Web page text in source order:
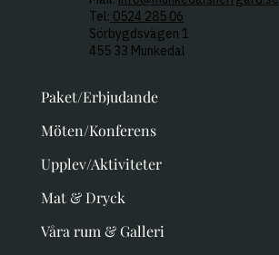
Paket/Erbjudande
Möten/Konferens
Upplev/Aktiviteter
Mat & Dryck
Våra rum & Galleri
Tel: 0524 285 06
Sörbygdsvägen 1
455 33 Munkedal